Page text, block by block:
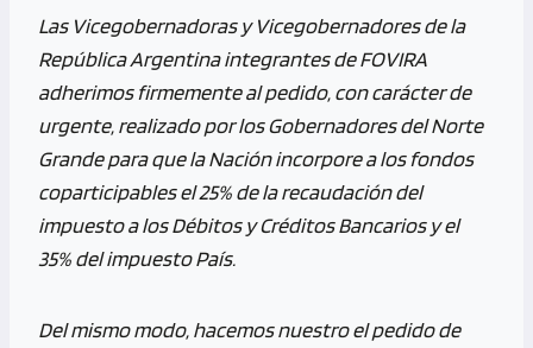
Las Vicegobernadoras y Vicegobernadores de la
República Argentina integrantes de FOVIRA
adherimos firmemente al pedido, con carácter de
urgente, realizado por los Gobernadores del Norte
Grande para que la Nación incorpore a los fondos
coparticipables el 25% de la recaudación del
impuesto a los Débitos y Créditos Bancarios y el
35% del impuesto País.
Del mismo modo, hacemos nuestro el pedido de